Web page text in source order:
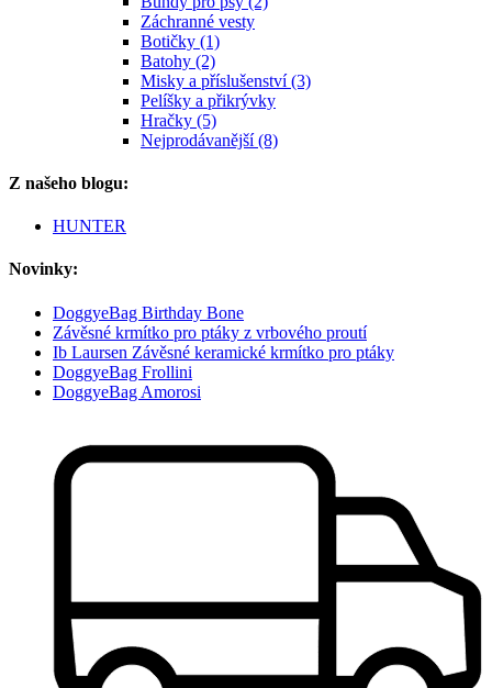
Záchranné vesty
Botičky (1)
Batohy (2)
Misky a příslušenství (3)
Pelíšky a přikrývky
Hračky (5)
Nejprodávanější (8)
Z našeho blogu:
HUNTER
Novinky:
DoggyeBag Birthday Bone
Závěsné krmítko pro ptáky z vrbového proutí
Ib Laursen Závěsné keramické krmítko pro ptáky
DoggyeBag Frollini
DoggyeBag Amorosi